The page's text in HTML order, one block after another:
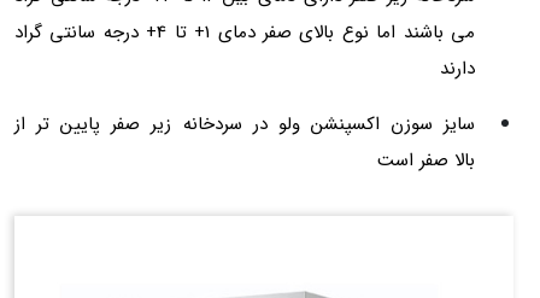
می‌ باشند اما نوع بالای صفر دمای 1+ تا 4+ درجه سانتی گراد
دارند
سایز سوزن اکسپنشن ولو در سردخانه زیر صفر پایین تر از
بالا صفر است